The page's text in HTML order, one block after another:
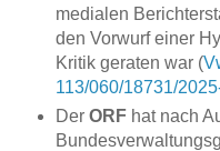
medialen
den Vorwurf einer
Kritik geraten war (
113/060/18731/
Der ORFhat nach